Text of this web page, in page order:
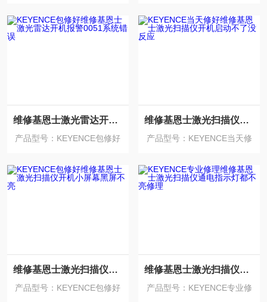
维修基恩士激光雷达开机报警0051系统错误
产品型号：KEYENCE包修好
维修基恩士激光扫描仪开机启动不了没反应
产品型号：KEYENCE当天修
维修基恩士激光扫描仪开机小屏幕黑屏不亮
产品型号：KEYENCE包修好
维修基恩士激光扫描仪通电指示灯都不亮修理
产品型号：KEYENCE专业修